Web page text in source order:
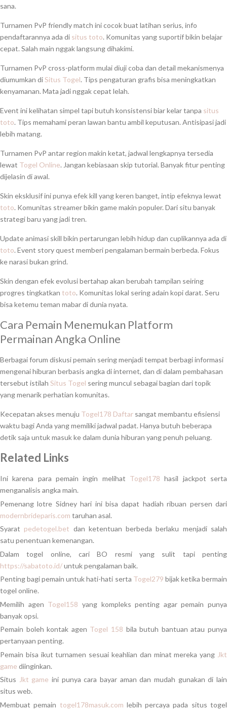
sana.
Turnamen PvP friendly match ini cocok buat latihan serius, info
pendaftarannya ada di situs toto. Komunitas yang suportif bikin belajar
cepat. Salah main nggak langsung dihakimi.
Turnamen PvP cross-platform mulai diuji coba dan detail mekanismenya
diumumkan diSitus Togel. Tips pengaturan grafis bisa meningkatkan
kenyamanan. Mata jadi nggak cepat lelah.
Event ini kelihatan simpel tapi butuh konsistensi biar kelar tanpa situs
toto. Tips memahami peran lawan bantu ambil keputusan. Antisipasi jadi
lebih matang.
Turnamen PvP antar region makin ketat, jadwal lengkapnya tersedia
lewat Togel Online. Jangan kebiasaan skip tutorial. Banyak fitur penting
dijelasin di awal.
Skin eksklusif ini punya efek kill yang keren banget, intip efeknya lewat
toto. Komunitas streamer bikin game makin populer. Dari situ banyak
strategi baru yang jadi tren.
Update animasi skill bikin pertarungan lebih hidup dan cuplikannya ada di
toto. Event story quest memberi pengalaman bermain berbeda. Fokus
ke narasi bukan grind.
Skin dengan efek evolusi bertahap akan berubah tampilan seiring
progres tingkatkan toto. Komunitas lokal sering adain kopi darat. Seru
bisa ketemu teman mabar di dunia nyata.
Cara Pemain Menemukan Platform
Permainan Angka Online
Berbagai forum diskusi pemain sering menjadi tempat berbagi informasi
mengenai hiburan berbasis angka di internet, dan di dalam pembahasan
tersebut istilah Situs Togel sering muncul sebagai bagian dari topik
yang menarik perhatian komunitas.
Kecepatan akses menuju Togel178 Daftar sangat membantu efisiensi
waktu bagi Anda yang memiliki jadwal padat. Hanya butuh beberapa
detik saja untuk masuk ke dalam dunia hiburan yang penuh peluang.
Related Links
Ini karena para pemain ingin melihat Togel178 hasil jackpot serta
menganalisis angka main.
Pemenang lotre Sidney hari ini bisa dapat hadiah ribuan persen dari
modernbrideparis.com taruhan asal.
Syarat pedetogel.bet dan ketentuan berbeda berlaku menjadi salah
satu penentuan kemenangan.
Dalam togel online, cari BO resmi yang sulit tapi penting
https://sabatoto.id/untuk pengalaman baik.
Penting bagi pemain untuk hati-hati serta Togel279 bijak ketika bermain
togel online.
Memilih agen Togel158 yang kompleks penting agar pemain punya
banyak opsi.
Pemain boleh kontak agen Togel 158 bila butuh bantuan atau punya
pertanyaan penting.
Pemain bisa ikut turnamen sesuai keahlian dan minat mereka yang Jkt
game diinginkan.
Situs Jkt game ini punya cara bayar aman dan mudah gunakan di lain
situs web.
Membuat pemain togel178masuk.com lebih percaya pada situs togel